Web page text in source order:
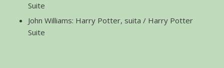
Suite
John Williams: Harry Potter, suita / Harry Potter
Suite